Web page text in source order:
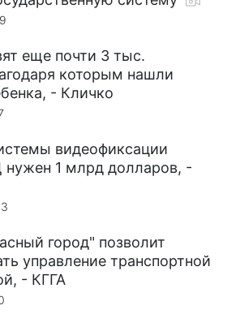
еще почти 3 тыс.
которым нашли
- Кличко
видеофиксации
1 млрд долларов, -
город" позволит
управление транспортной
- КГГА